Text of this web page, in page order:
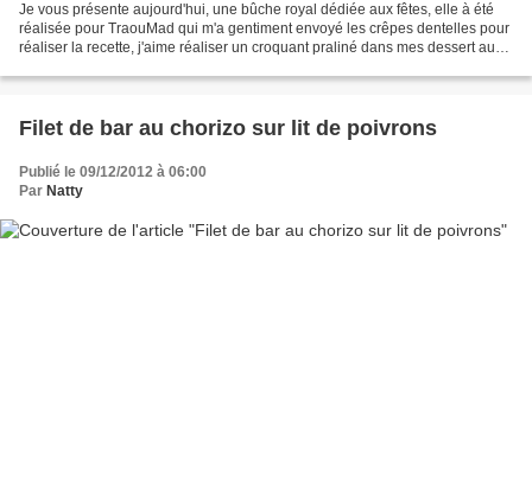
Je vous présente aujourd'hui, une bûche royal dédiée aux fêtes, elle à été
réalisée pour TraouMad qui m'a gentiment envoyé les crêpes dentelles pour
réaliser la recette, j'aime réaliser un croquant praliné dans mes dessert au
Filet de bar au chorizo sur lit de poivrons
Publié le 09/12/2012 à 06:00
Par Natty